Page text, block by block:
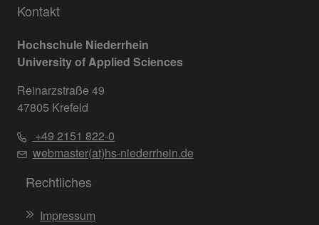
Kontakt
Hochschule Niederrhein
University of Applied Sciences
Reinarzstraße 49
47805 Krefeld
+49 2151 822-0
webmaster(at)hs-niederrhein.de
Rechtliches
Impressum